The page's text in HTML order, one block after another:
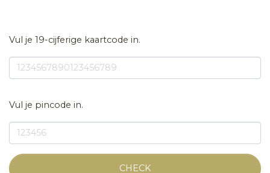
Vul je 19-cijferige kaartcode in.
Vul je pincode in.
CHECK